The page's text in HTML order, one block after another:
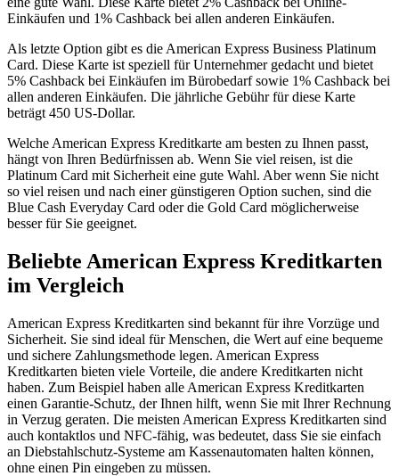
Einkäufen und 1% Cashback bei allen anderen Einkäufen.
Als letzte Option gibt es die American Express Business Platinum
Card. Diese Karte ist speziell für Unternehmer gedacht und bietet
5% Cashback bei Einkäufen im Bürobedarf sowie 1% Cashback bei
allen anderen Einkäufen. Die jährliche Gebühr für diese Karte
beträgt 450 US-Dollar.
Welche American Express Kreditkarte am besten zu Ihnen passt,
hängt von Ihren Bedürfnissen ab. Wenn Sie viel reisen, ist die
Platinum Card mit Sicherheit eine gute Wahl. Aber wenn Sie nicht
so viel reisen und nach einer günstigeren Option suchen, sind die
Blue Cash Everyday Card oder die Gold Card möglicherweise
besser für Sie geeignet.
Beliebte American Express Kreditkarten
im Vergleich
American Express Kreditkarten sind bekannt für ihre Vorzüge und
Sicherheit. Sie sind ideal für Menschen, die Wert auf eine bequeme
und sichere Zahlungsmethode legen. American Express
Kreditkarten bieten viele Vorteile, die andere Kreditkarten nicht
haben. Zum Beispiel haben alle American Express Kreditkarten
einen Garantie-Schutz, der Ihnen hilft, wenn Sie mit Ihrer Rechnung
in Verzug geraten. Die meisten American Express Kreditkarten sind
auch kontaktlos und NFC-fähig, was bedeutet, dass Sie sie einfach
an Diebstahlschutz-Systeme am Kassenautomaten halten können,
ohne einen Pin eingeben zu müssen.